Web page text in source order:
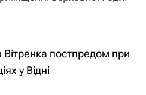
постпредом при
у Відні